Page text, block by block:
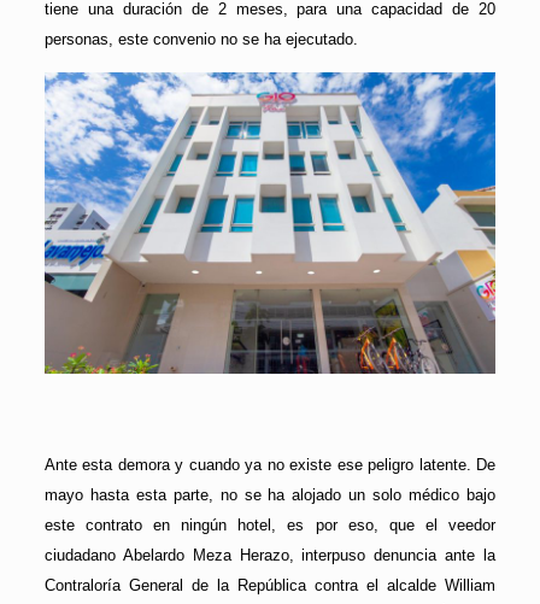
tiene una duración de 2 meses, para una capacidad de 20
personas, este convenio no se ha ejecutado.
Ante esta demora y cuando ya no existe ese peligro latente. De
mayo hasta esta parte, no se ha alojado un solo médico bajo
este contrato en ningún hotel, es por eso, que el veedor
ciudadano Abelardo Meza Herazo, interpuso denuncia ante la
Contraloría General de la República contra el alcalde William